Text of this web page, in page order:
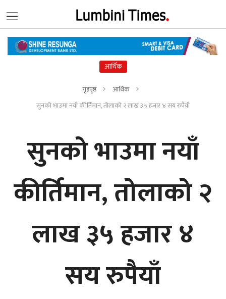
आर्थिक
गृहपृष्ठ
आर्थिक
सुनको भाउमा नयाँ कीर्तिमान, तोलाको २ लाख ३५ हजार ४ सय रुपैयाँ
सुनको भाउमा नयाँ
कीर्तिमान, तोलाको २
लाख ३५ हजार ४
सय रुपैयाँ